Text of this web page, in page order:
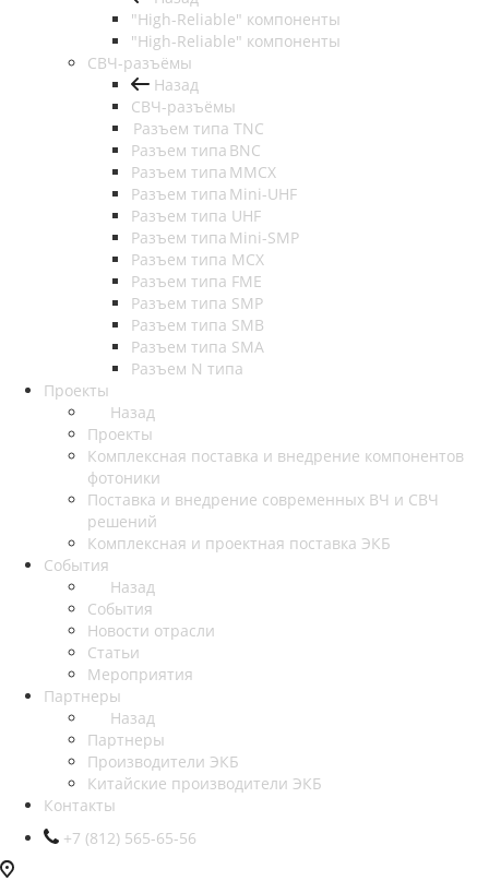
"High-Reliable" компоненты
"High-Reliable" компоненты
СВЧ-разъёмы
Назад
СВЧ-разъёмы
Разъем типа TNC
Разъем типа BNC
Разъем типа MMCX
Разъем типа Mini-UHF
Разъем типа UHF
Разъем типа Mini-SMP
Разъем типа MCX
Разъем типа FME
Разъем типа SMP
Разъем типа SMB
Разъем типа SMA
Разъем N типа
Проекты
Назад
Проекты
Комплексная поставка и внедрение компонентов
фотоники
Поставка и внедрение современных ВЧ и СВЧ
решений
Комплексная и проектная поставка ЭКБ
События
Назад
События
Новости отрасли
Статьи
Мероприятия
Партнеры
Назад
Партнеры
Производители ЭКБ
Китайские производители ЭКБ
Контакты
+7 (812) 565-65-56